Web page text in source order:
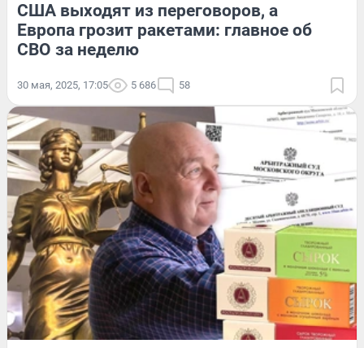
США выходят из переговоров, а
Европа грозит ракетами: главное об
СВО за неделю
30 мая, 2025, 17:05 5 686 58